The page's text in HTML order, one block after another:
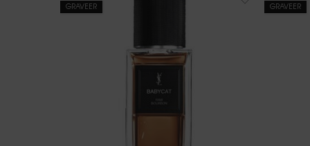
GRAVEER GRAVEER